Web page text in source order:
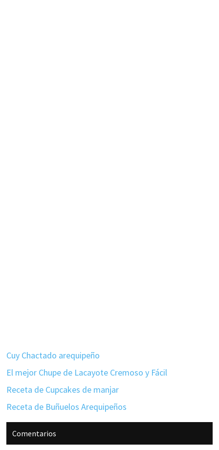
Cuy Chactado arequipeño
El mejor Chupe de Lacayote Cremoso y Fácil
Receta de Cupcakes de manjar
Receta de Buñuelos Arequipeños
Interacciones
con
Comentarios